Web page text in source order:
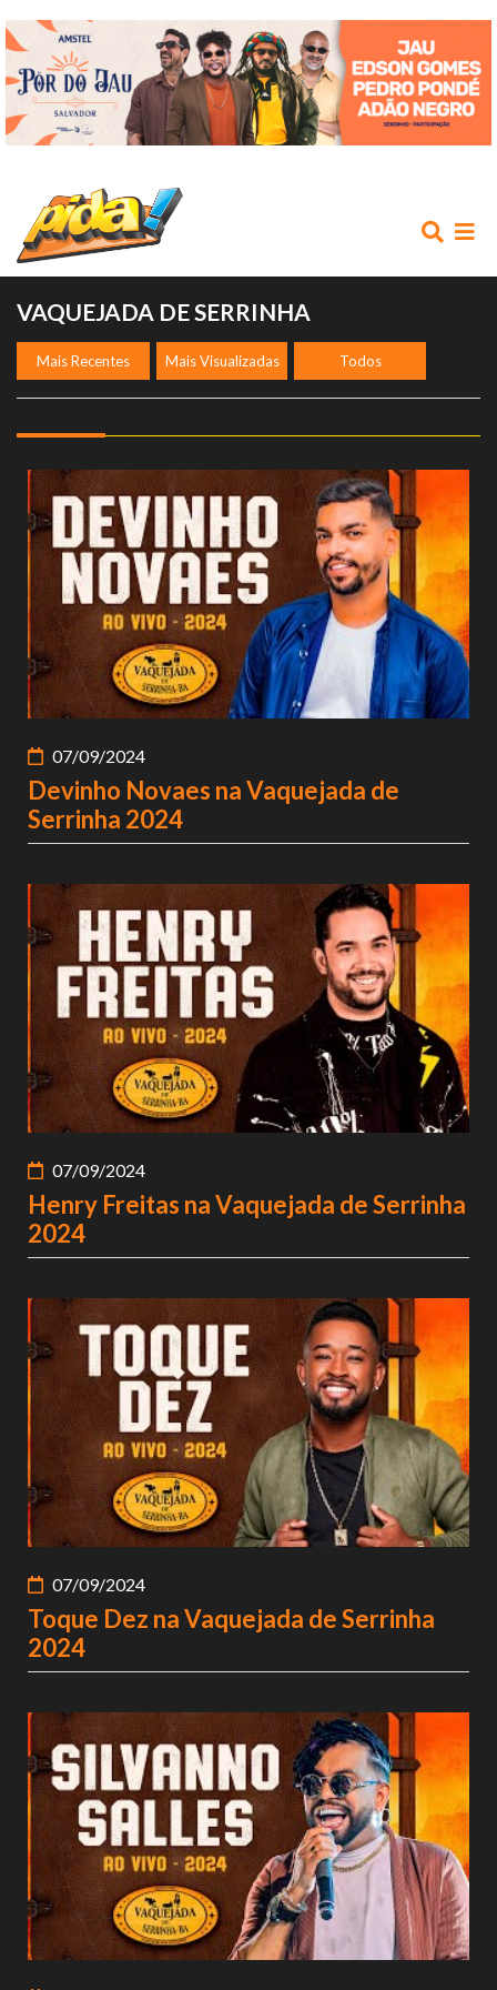
NOTÍCIAS
VÍDEOS
PROMOÇÕES
CONTATO
VAQUEJADA DE SERRINHA
Mais Recentes Mais Visualizadas Todos
07/09/2024
Devinho Novaes na Vaquejada de
Serrinha 2024
07/09/2024
Henry Freitas na Vaquejada de Serrinha
2024
07/09/2024
Toque Dez na Vaquejada de Serrinha
2024